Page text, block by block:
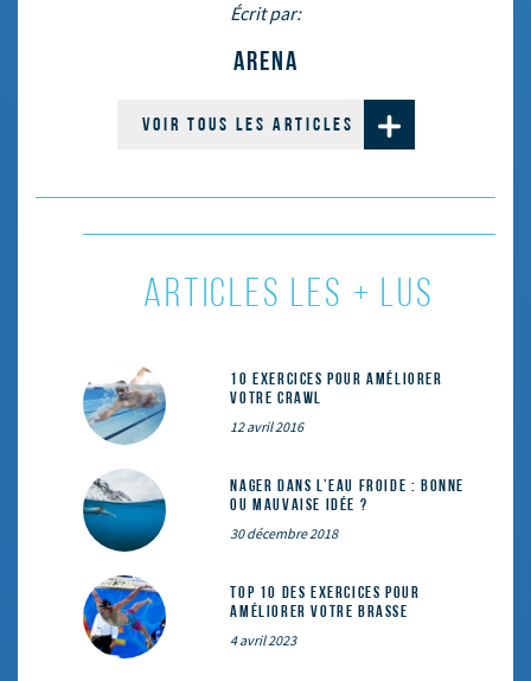
Écrit par:
ARENA
VOIR TOUS LES ARTICLES
ARTICLES LES + LUS
10 exercices pour améliorer
votre crawl
12 avril 2016
Nager dans l’eau froide : bonne
ou mauvaise idée ?
30 décembre 2018
Top 10 des exercices pour
améliorer votre brasse
4 avril 2023